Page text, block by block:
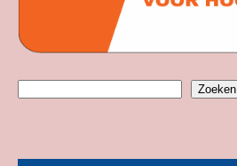
Zoeken